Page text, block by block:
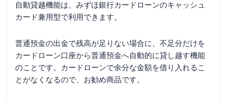
自動貸越機能は、みずほ銀行カードローンのキャッシュ
カード兼用型で利用できます。
普通預金の出金で残高が足りない場合に、不足分だけを
カードローン口座から普通預金へ自動的に貸し越す機能
のことです。カードローンで余分な金額を借り入れるこ
とがなくなるので、お勧め商品です。